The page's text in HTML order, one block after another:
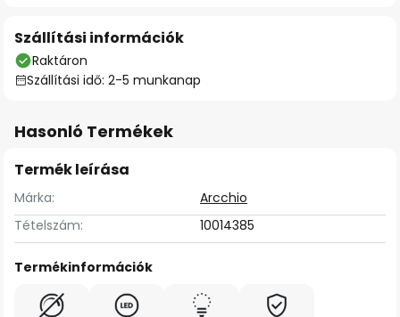
Szállítási információk
Raktáron
Szállítási idő: 2-5 munkanap
Hasonló Termékek
Termék leírása
Márka:
Arcchio
Tételszám:
10014385
Termékinformációk